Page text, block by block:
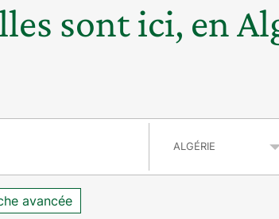
sont ici, en
avancée